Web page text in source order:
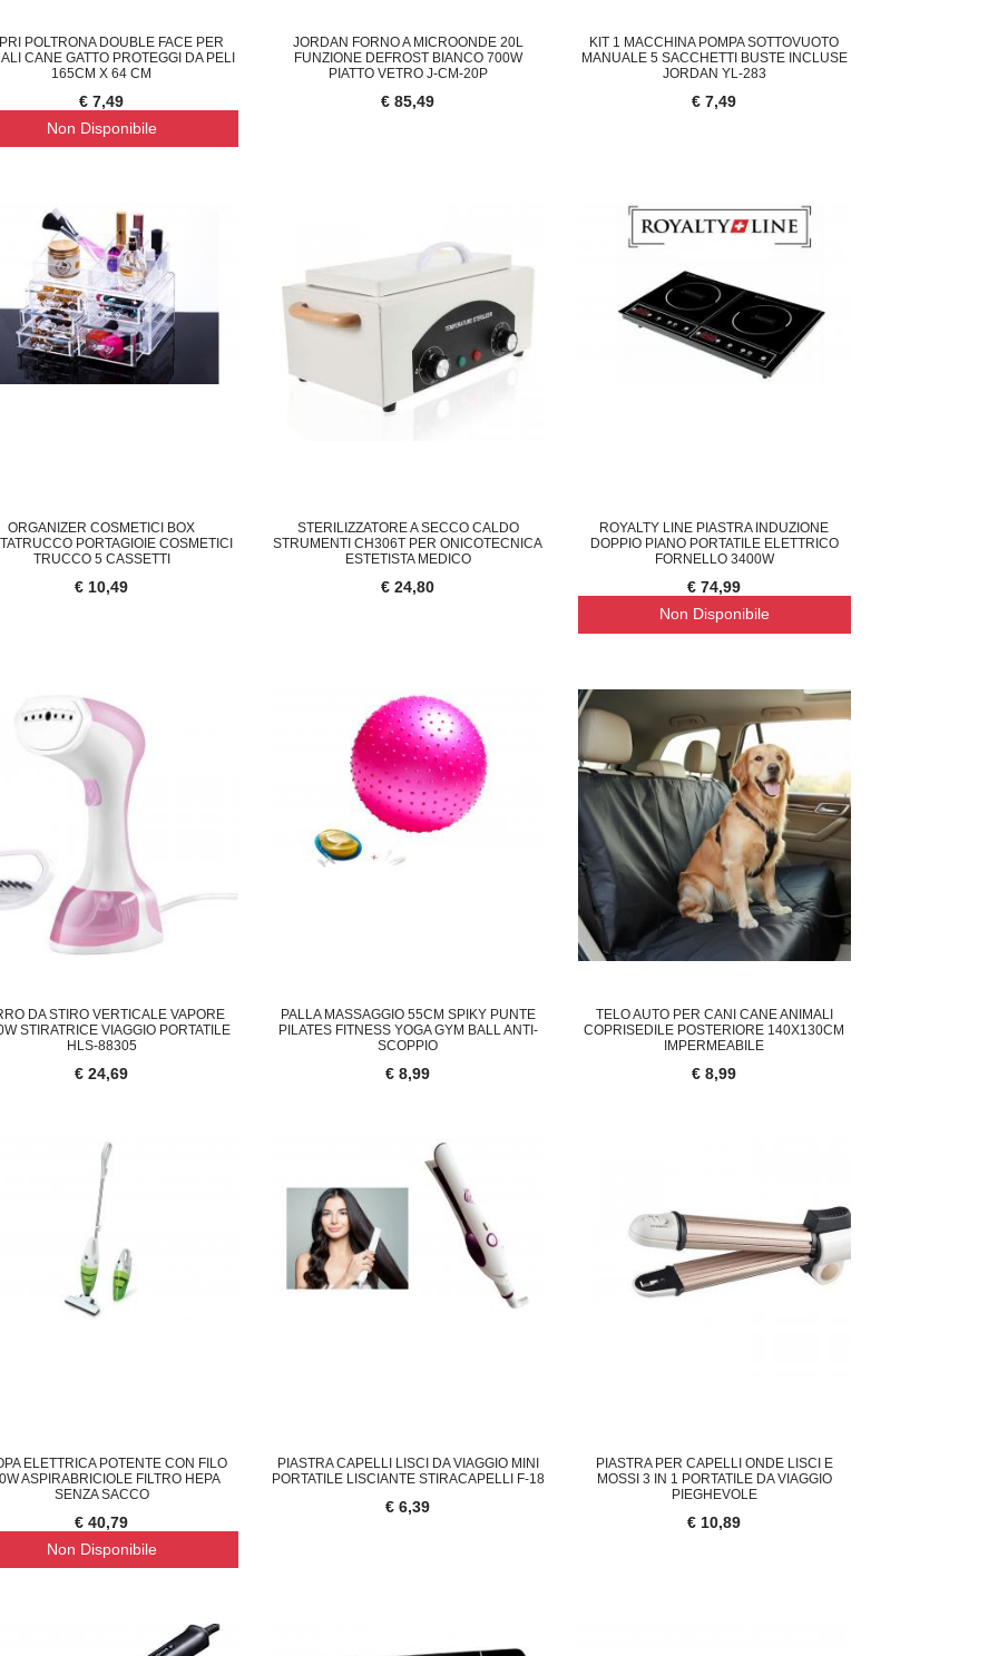
POLTRONA DOUBLE FACE PER
CANE GATTO PROTEGGI DA PELI
165CM X 64 CM
€ 7,49
Non Disponibile
JORDAN FORNO A MICROONDE 20L
FUNZIONE DEFROST BIANCO 700W
PIATTO VETRO J-CM-20P
€ 85,49
KIT 1 MACCHINA POMPA SOTTOVUOTO
MANUALE 5 SACCHETTI BUSTE INCLUSE
JORDAN YL-283
€ 7,49
ORGANIZER COSMETICI BOX
PORTAGIOIE COSMETICI
TRUCCO 5 CASSETTI
€ 10,49
STERILIZZATORE A SECCO CALDO
STRUMENTI CH306T PER ONICOTECNICA
ESTETISTA MEDICO
€ 24,80
ROYALTY LINE PIASTRA INDUZIONE
DOPPIO PIANO PORTATILE ELETTRICO
FORNELLO 3400W
€ 74,99
Non Disponibile
DA STIRO VERTICALE VAPORE
STIRATRICE VIAGGIO PORTATILE
HLS-88305
€ 24,69
PALLA MASSAGGIO 55CM SPIKY PUNTE
PILATES FITNESS YOGA GYM BALL ANTI-
SCOPPIO
€ 8,99
TELO AUTO PER CANI CANE ANIMALI
COPRISEDILE POSTERIORE 140X130CM
IMPERMEABILE
€ 8,99
ELETTRICA POTENTE CON FILO
ASPIRABRICIOLE FILTRO HEPA
SENZA SACCO
€ 40,79
Non Disponibile
PIASTRA CAPELLI LISCI DA VIAGGIO MINI
PORTATILE LISCIANTE STIRACAPELLI F-18
€ 6,39
PIASTRA PER CAPELLI ONDE LISCI E
MOSSI 3 IN 1 PORTATILE DA VIAGGIO
PIEGHEVOLE
€ 10,89